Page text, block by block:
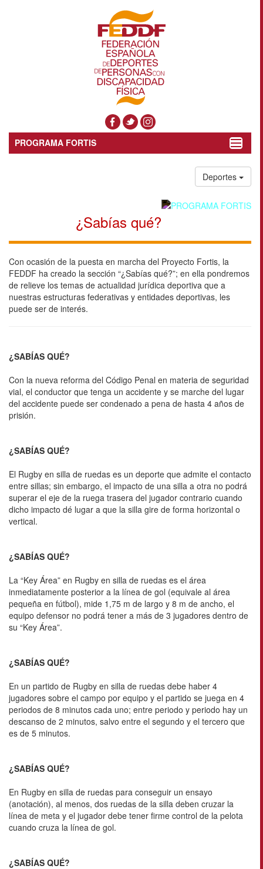
PROGRAMA FORTIS
Toggle
Deportes
¿Sabías qué?
Con ocasión de la puesta en marcha del Proyecto Fortis, la
FEDDF ha creado la sección “¿Sabías qué?”; en ella pondremos
de relieve los temas de actualidad jurídica deportiva que a
nuestras estructuras federativas y entidades deportivas, les
puede ser de interés.
¿SABÍAS QUÉ?
Con la nueva reforma del Código Penal en materia de seguridad
vial, el conductor que tenga un accidente y se marche del lugar
del accidente puede ser condenado a pena de hasta 4 años de
prisión.
¿SABÍAS QUÉ?
El Rugby en silla de ruedas es un deporte que admite el contacto
entre sillas; sin embargo, el impacto de una silla a otra no podrá
superar el eje de la ruega trasera del jugador contrario cuando
dicho impacto dé lugar a que la silla gire de forma horizontal o
vertical.
¿SABÍAS QUÉ?
La “Key Área” en Rugby en silla de ruedas es el área
inmediatamente posterior a la línea de gol (equivale al área
pequeña en fútbol), mide 1,75 m de largo y 8 m de ancho, el
equipo defensor no podrá tener a más de 3 jugadores dentro de
su “Key Área”.
¿SABÍAS QUÉ?
En un partido de Rugby en silla de ruedas debe haber 4
jugadores sobre el campo por equipo y el partido se juega en 4
periodos de 8 minutos cada uno; entre periodo y periodo hay un
descanso de 2 minutos, salvo entre el segundo y el tercero que
es de 5 minutos.
¿SABÍAS QUÉ?
En Rugby en silla de ruedas para conseguir un ensayo
(anotación), al menos, dos ruedas de la silla deben cruzar la
línea de meta y el jugador debe tener firme control de la pelota
cuando cruza la línea de gol.
¿SABÍAS QUÉ?